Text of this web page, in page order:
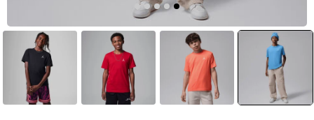
selected
أزرق برتقالي أحمر أسود